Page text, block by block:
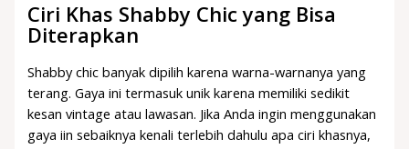
Ciri Khas Shabby Chic yang Bisa
Diterapkan
Shabby chic banyak dipilih karena warna-warnanya yang
terang. Gaya ini termasuk unik karena memiliki sedikit
kesan vintage atau lawasan. Jika Anda ingin menggunakan
gaya iin sebaiknya kenali terlebih dahulu apa ciri khasnya,